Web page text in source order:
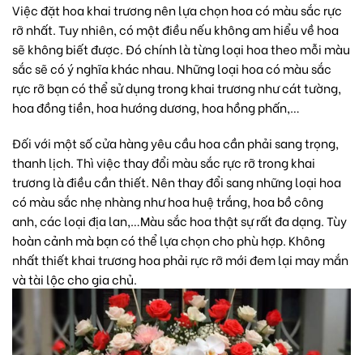
Việc đặt hoa khai trương nên lựa chọn hoa có màu sắc rực
rỡ nhất. Tuy nhiên, có một điều nếu không am hiểu về hoa
sẽ không biết được. Đó chính là từng loại hoa theo mỗi màu
sắc sẽ có ý nghĩa khác nhau. Những loại hoa có màu sắc
rực rỡ bạn có thể sử dụng trong khai trương như cát tường,
hoa đồng tiền, hoa hướng dương, hoa hồng phấn,…
Đối với một số cửa hàng yêu cầu hoa cần phải sang trọng,
thanh lịch. Thì việc thay đổi màu sắc rực rỡ trong khai
trương là điều cần thiết. Nên thay đổi sang những loại hoa
có màu sắc nhẹ nhàng nhưhoa huệ trắng, hoa bồ công
anh,các loại địa lan,…Màu sắc hoa thật sự rất đa dạng. Tùy
hoàn cảnh mà bạn có thể lựa chọn cho phù hợp. Không
nhất thiết khai trương hoa phải rực rỡ mới đem lại may mắn
và tài lộc cho gia chủ.